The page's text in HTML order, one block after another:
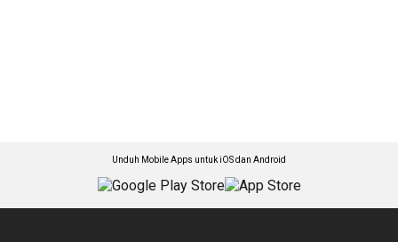
Unduh Mobile Apps untuk iOS dan Android